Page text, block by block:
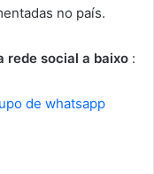
no país.
rede social a baixo :
de whatsapp